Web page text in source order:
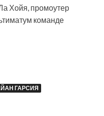
Хойя, промоутер
команде
ГАРСИЯ